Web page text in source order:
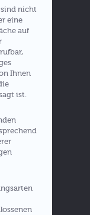
sind nicht
eine
auf
Ihnen
ist.